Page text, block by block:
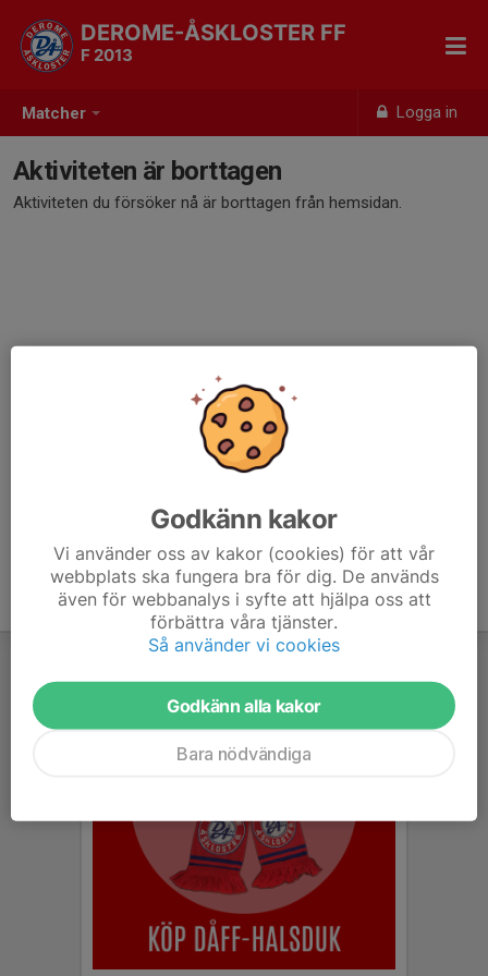
Matcher Logga in
DEROME-ÅSKLOSTER FF
F 2013
Aktiviteten är borttagen
Aktiviteten du försöker nå är borttagen från hemsidan.
Godkänn kakor
Vi använder oss av kakor (cookies) för att vår
webbplats ska fungera bra för dig. De används
även för webbanalys i syfte att hjälpa oss att
förbättra våra tjänster.
Så använder vi cookies
Godkänn alla kakor
Bara nödvändiga